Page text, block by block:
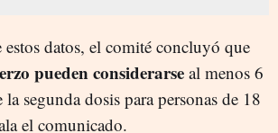
estos datos, el comité concluyó que
pueden considerarse al menos 6
la segunda dosis para personas de 18
el comunicado.